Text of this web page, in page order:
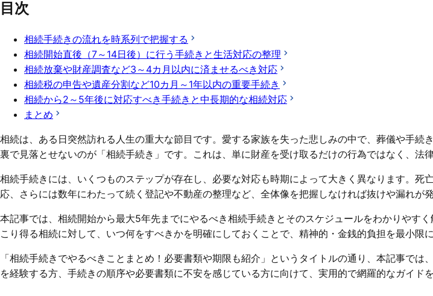
目次
相続手続きの流れを時系列で把握する
相続開始直後（7～14日後）に行う手続きと生活対応の整理
相続放棄や財産調査など3～4カ月以内に済ませるべき対応
相続税の申告や遺産分割など10カ月～1年以内の重要手続き
相続から2～5年後に対応すべき手続きと中長期的な相続対応
まとめ
相続は、ある日突然訪れる人生の重大な節目です。愛する家族を失った悲しみの中で、葬儀や手
裏で見落とせないのが「相続手続き」です。これは、単に財産を受け取るだけの行為ではなく、法
相続手続きには、いくつものステップが存在し、必要な対応も時期によって大きく異なります。
応、さらには数年にわたって続く登記や不動産の整理など、全体像を把握しなければ抜けや漏れが
本記事では、相続開始から最大5年先までにやるべき相続手続きとそのスケジュールをわかりやす
こり得る相続に対して、いつ何をすべきかを明確にしておくことで、精神的・金銭的負担を最小限
「相続手続きでやるべきことまとめ！必要書類や期限も紹介」というタイトルの通り、本記事で
を経験する方、手続きの順序や必要書類に不安を感じている方に向けて、実用的で網羅的なガイドを